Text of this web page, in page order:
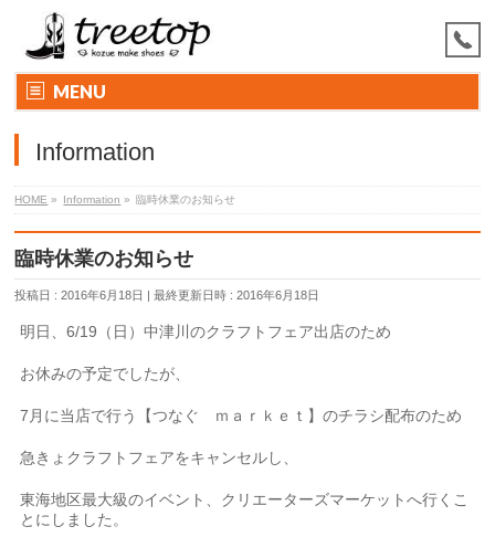
MENU
Information
HOME » Information » 臨時休業のお知らせ
臨時休業のお知らせ
投稿日 : 2016年6月18日 最終更新日時 : 2016年6月18日
明日、6/19（日）中津川のクラフトフェア出店のため
お休みの予定でしたが、
7月に当店で行う【つなぐ ｍａｒｋｅｔ】のチラシ配布のため
急きょクラフトフェアをキャンセルし、
東海地区最大級のイベント、クリエーターズマーケットへ行くこ
とにしました。